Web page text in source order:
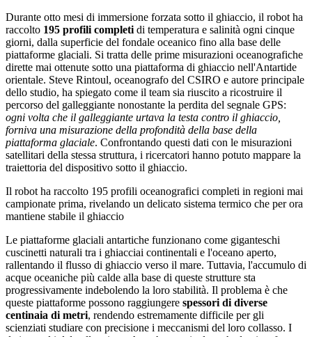
Durante otto mesi di immersione forzata sotto il ghiaccio, il robot ha
raccolto 195 profili completi di temperatura e salinità ogni cinque
giorni, dalla superficie del fondale oceanico fino alla base delle
piattaforme glaciali. Si tratta delle prime misurazioni oceanografiche
dirette mai ottenute sotto una piattaforma di ghiaccio nell'Antartide
orientale. Steve Rintoul, oceanografo del CSIRO e autore principale
dello studio, ha spiegato come il team sia riuscito a ricostruire il
percorso del galleggiante nonostante la perdita del segnale GPS:
ogni volta che il galleggiante urtava la testa contro il ghiaccio,
forniva una misurazione della profondità della base della
piattaforma glaciale. Confrontando questi dati con le misurazioni
satellitari della stessa struttura, i ricercatori hanno potuto mappare la
traiettoria del dispositivo sotto il ghiaccio.
Il robot ha raccolto 195 profili oceanografici completi in regioni mai
campionate prima, rivelando un delicato sistema termico che per ora
mantiene stabile il ghiaccio
Le piattaforme glaciali antartiche funzionano come giganteschi
cuscinetti naturali tra i ghiacciai continentali e l'oceano aperto,
rallentando il flusso di ghiaccio verso il mare. Tuttavia, l'accumulo di
acque oceaniche più calde alla base di queste strutture sta
progressivamente indebolendo la loro stabilità. Il problema è che
queste piattaforme possono raggiungere spessori di diverse
centinaia di metri, rendendo estremamente difficile per gli
scienziati studiare con precisione i meccanismi del loro collasso. I